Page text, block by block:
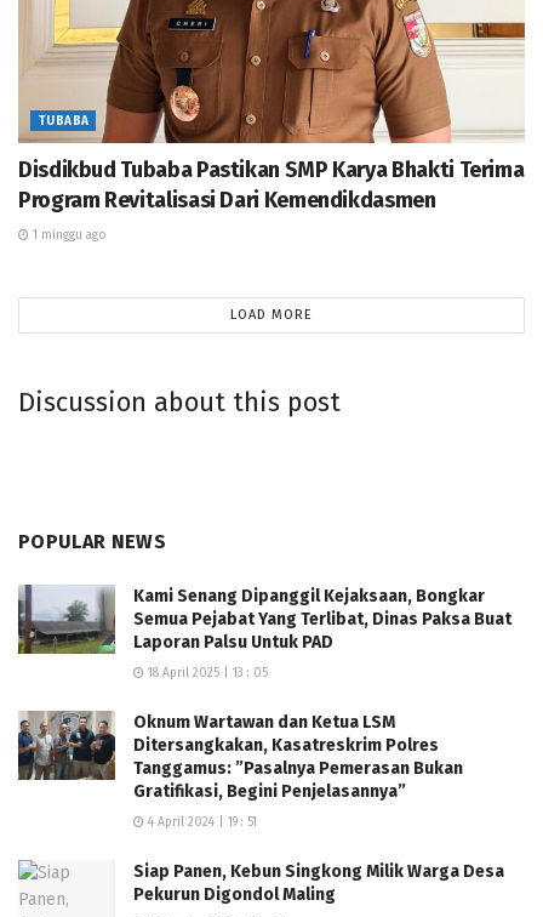
TUBABA
Disdikbud Tubaba Pastikan SMP Karya Bhakti Terima
Program Revitalisasi Dari Kemendikdasmen
1 minggu ago
LOAD MORE
Discussion about this post
POPULAR NEWS
Kami Senang Dipanggil Kejaksaan, Bongkar
Semua Pejabat Yang Terlibat, Dinas Paksa Buat
Laporan Palsu Untuk PAD
18 April 2025 | 13 : 05
Oknum Wartawan dan Ketua LSM
Ditersangkakan, Kasatreskrim Polres
Tanggamus: ”Pasalnya Pemerasan Bukan
Gratifikasi, Begini Penjelasannya”
4 April 2024 | 19 : 51
Siap Panen, Kebun Singkong Milik Warga Desa
Pekurun Digondol Maling